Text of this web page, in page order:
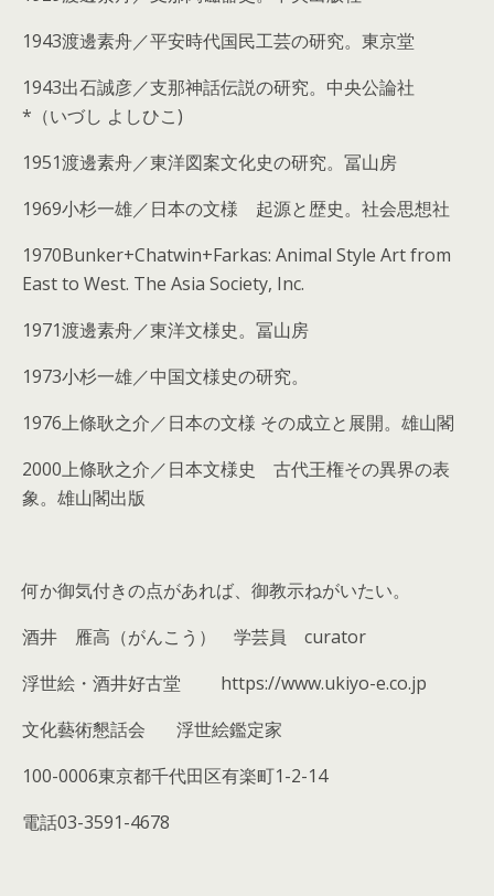
1943渡邊素舟／平安時代国民工芸の研究。東京堂
1943出石誠彦／支那神話伝説の研究。中央公論社
*（いづし よしひこ)
1951渡邊素舟／東洋図案文化史の研究。冨山房
1969小杉一雄／日本の文様 起源と歴史。社会思想社
1970Bunker+Chatwin+Farkas: Animal Style Art from
East to West. The Asia Society, Inc.
1971渡邊素舟／東洋文様史。冨山房
1973小杉一雄／中国文様史の研究。
1976上條耿之介／日本の文様 その成立と展開。雄山閣
2000上條耿之介／日本文様史 古代王権その異界の表
象。雄山閣出版
何か御気付きの点があれば、御教示ねがいたい。
酒井 雁高（がんこう） 学芸員 curator
浮世絵・酒井好古堂 https://www.ukiyo-e.co.jp
文化藝術懇話会 浮世絵鑑定家
100-0006東京都千代田区有楽町1-2-14
電話03-3591-4678